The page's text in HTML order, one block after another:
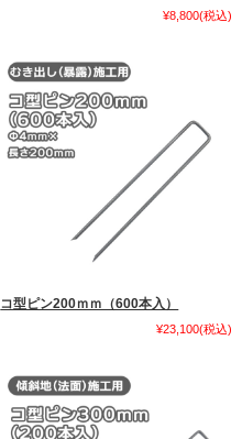
¥8,800(税込)
コ型ピン200ｍｍ（600本入）
¥23,100(税込)